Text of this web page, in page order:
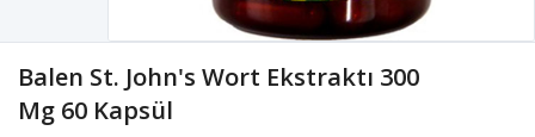
Balen St. John's Wort Ekstraktı 300
Mg 60 Kapsül